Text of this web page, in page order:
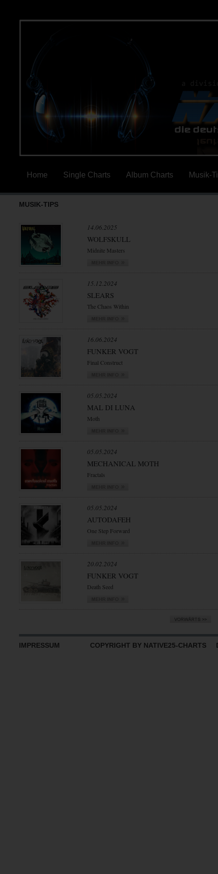
Home Single Charts Album Charts Musik-
MUSIK-TIPS
14.06.2025
WOLFSKULL
Midnite Masters
15.12.2024
SLEARS
The Chaos Within
16.06.2024
FUNKER VOGT
Final Construct
05.05.2024
MAL DI LUNA
Moth
05.05.2024
MECHANICAL MOTH
Fractals
05.05.2024
AUTODAFEH
One Step Forward
20.02.2024
FUNKER VOGT
Death Seed
IMPRESSUM COPYRIGHT BY NATIVE25-CHARTS